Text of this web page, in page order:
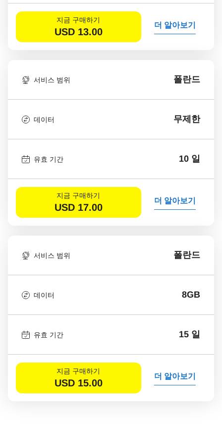
지금 구매하기
USD 13.00
더 알아보기
서비스 범위 폴란드
데이터 무제한
유효 기간 10 일
지금 구매하기
USD 17.00
더 알아보기
서비스 범위 폴란드
데이터 8GB
유효 기간 15 일
지금 구매하기
USD 15.00
더 알아보기